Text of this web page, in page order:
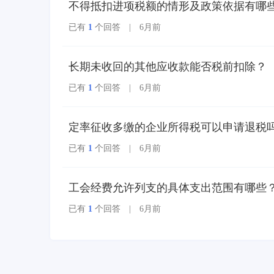
码、自动流转交付。
不得抵扣进项税额的情形及政策依据有哪
已有 1 个回答 | 6月前
长期未收回的其他应收款能否税前扣除？
已有 1 个回答 | 6月前
定率征收多缴的企业所得税可以申请退税
已有 1 个回答 | 6月前
工会经费允许列支的具体支出范围有哪些？
已有 1 个回答 | 6月前